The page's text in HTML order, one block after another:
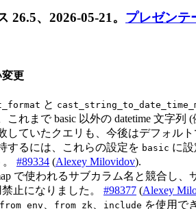
26.5、2026-05-21。 プレゼンテ
更
と
これまで basic 以外の datetime 文字列 (
していたクエリも、今後はデフォル
するには、これらの設定を basic に
#89334 (Alexey Milovidov).
で使われるサブカラム名と競合し
止になりました。 #98377 (Alexey
from_env from_zk include を使用で